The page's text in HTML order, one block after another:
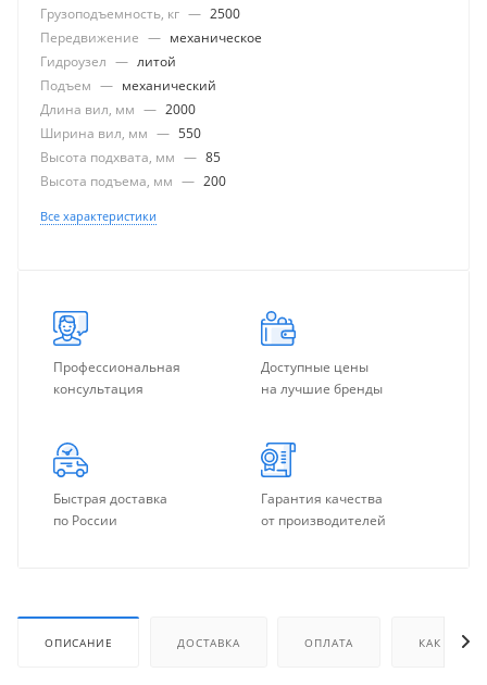
Грузоподъемность, кг — 2500
Передвижение — механическое
Гидроузел — литой
Подъем — механический
Длина вил, мм — 2000
Ширина вил, мм — 550
Высота подхвата, мм — 85
Высота подъема, мм — 200
Все характеристики
Профессиональная
консультация
Доступные цены
на лучшие бренды
Быстрая доставка
по России
Гарантия качества
от производителей
ОПИСАНИЕ ДОСТАВКА ОПЛАТА КАК